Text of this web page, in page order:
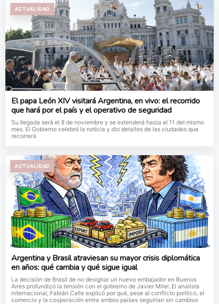
ACTUALIDAD
El papa León XIV visitará Argentina, en vivo: el recorrido
que hará por el país y el operativo de seguridad
Su llegada será el 8 de noviembre y se extenderá hasta el 11 del mismo
mes. El Gobierno celebró la noticia y dio detalles de las ciudades que
recorrerá
ACTUALIDAD
Argentina y Brasil atraviesan su mayor crisis diplomática
en años: qué cambia y qué sigue igual
La decisión de Brasil de no designar un nuevo embajador en Buenos
Aires profundizó la tensión con el gobierno de Javier Milei. El analista
internacional, Fabián Calle explicó por qué, pese al conflicto político, el
comercio y la cooperación entre ambos países seguirían sin cambios